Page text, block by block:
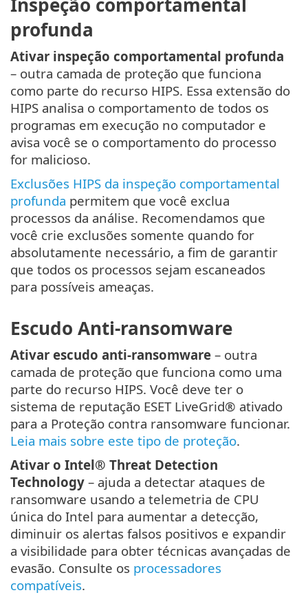
profunda
Ativar inspeção comportamental profunda
– outra camada de proteção que funciona
como parte do recurso HIPS. Essa extensão do
HIPS analisa o comportamento de todos os
programas em execução no computador e
avisa você se o comportamento do processo
for malicioso.
Exclusões HIPS da inspeção comportamental
profunda permitem que você exclua
processos da análise. Recomendamos que
você crie exclusões somente quando for
absolutamente necessário, a fim de garantir
que todos os processos sejam escaneados
para possíveis ameaças.
Escudo Anti-ransomware
Ativar escudo anti-ransomware – outra
camada de proteção que funciona como uma
parte do recurso HIPS. Você deve ter o
sistema de reputação ESET LiveGrid® ativado
para a Proteção contra ransomware funcionar.
Leia mais sobre este tipo de proteção.
Ativar o Intel® Threat Detection
Technology – ajuda a detectar ataques de
ransomware usando a telemetria de CPU
única do Intel para aumentar a detecção,
diminuir os alertas falsos positivos e expandir
a visibilidade para obter técnicas avançadas de
evasão. Consulte os processadores
compatíveis.